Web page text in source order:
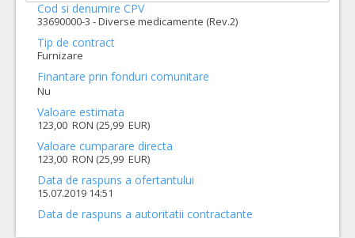
Cod si denumire CPV
33690000-3 - Diverse medicamente (Rev.2)
Tip de contract
Furnizare
Finantare prin fonduri comunitare
Nu
Valoare estimata
123,00 RON (25,99 EUR)
Valoare cumparare directa
123,00 RON (25,99 EUR)
Data de raspuns a ofertantului
15.07.2019 14:51
Data de raspuns a autoritatii contractante